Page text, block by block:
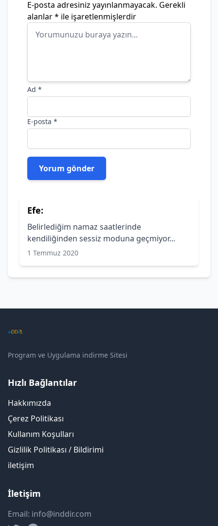
E-posta adresiniz yayınlanmayacak. Gerekli
alanlar* ile işaretlenmişlerdir
Ad *
E-posta *
Efe:
Belirlediğim namaz saatlerinde
kendiliğinden sessiz moduna geçmiyor...
1 Temmuz 2020
Program ve Uygulama indirme Sitesi
Hızlı Bağlantılar
Hakkımızda
Çerez Politikası
Kullanım Koşulları
Gizlilik Politikası / Bildirimi
iletişim
İletişim
Email: info@inddir.com